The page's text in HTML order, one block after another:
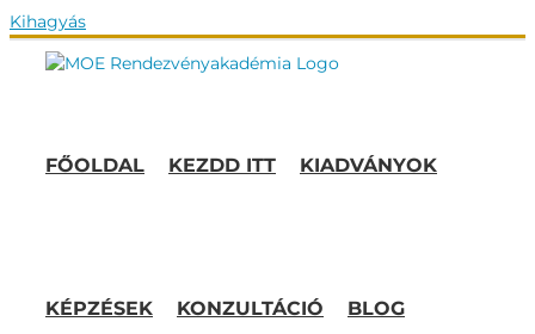
Kihagyás
FŐOLDAL KEZDD ITT KIADVÁNYOK
KÉPZÉSEK KONZULTÁCIÓ BLOG